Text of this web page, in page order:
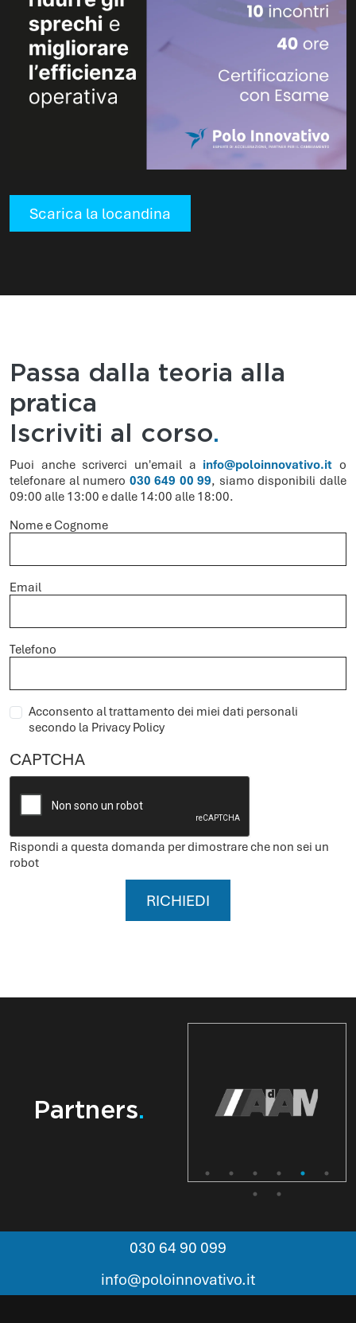
Scarica la locandina
Passa dalla teoria alla
pratica
Iscriviti al corso.
Puoi anche scriverci un'email a info@poloinnovativo.it o
telefonare al numero 030 649 00 99, siamo disponibili dalle
09:00 alle 13:00 e dalle 14:00 alle 18:00.
Nome e Cognome
Email
Telefono
Acconsento al trattamento dei miei dati personali
secondo la Privacy Policy
CAPTCHA
Rispondi a questa domanda per dimostrare che non sei un
robot
RICHIEDI
Partners.
030 64 90 099
info@poloinnovativo.it